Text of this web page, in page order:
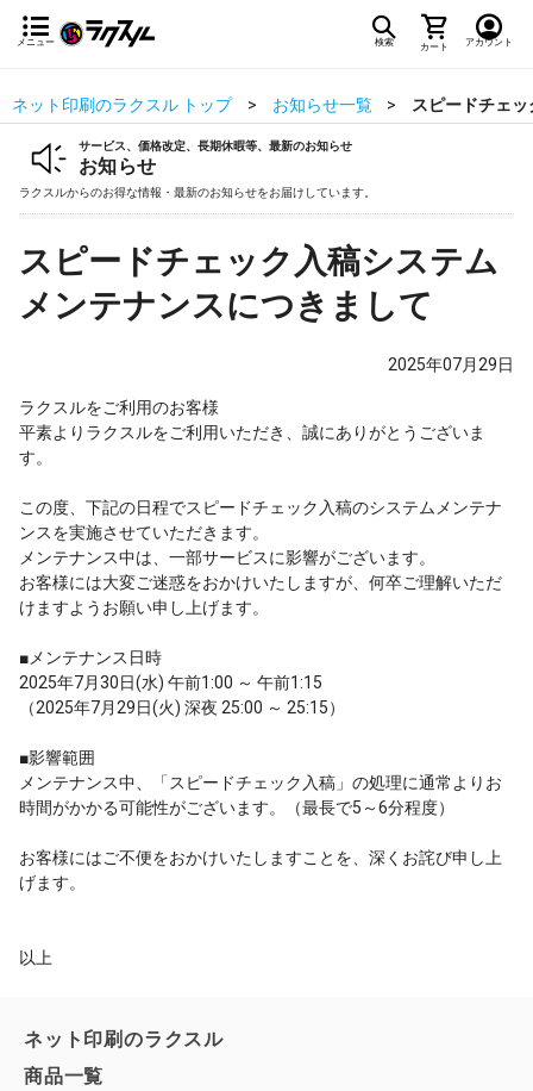
メニュー 検索 カート アカウント
ネット印刷のラクスル トップ お知らせ一覧 スピードチェ
サービス、価格改定、長期休暇等、最新のお知らせ
お知らせ
ラクスルからのお得な情報・最新のお知らせをお届けしています。
スピードチェック入稿システム
メンテナンスにつきまして
2025年07月29日
ラクスルをご利用のお客様
平素よりラクスルをご利用いただき、誠にありがとうございま
す。
この度、下記の日程でスピードチェック入稿のシステムメンテナ
ンスを実施させていただきます。
メンテナンス中は、一部サービスに影響がございます。
お客様には大変ご迷惑をおかけいたしますが、何卒ご理解いただ
けますようお願い申し上げます。
■メンテナンス日時
2025年7月30日(水) 午前1:00 ～ 午前1:15
（2025年7月29日(火) 深夜 25:00 ～ 25:15）
■影響範囲
メンテナンス中、「スピードチェック入稿」の処理に通常よりお
時間がかかる可能性がございます。（最長で5～6分程度）
お客様にはご不便をおかけいたしますことを、深くお詫び申し上
げます。
以上
ネット印刷のラクスル
商品一覧